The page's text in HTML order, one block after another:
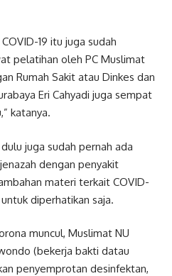
19 itu juga sudah
pelatihan oleh PC Muslimat
Rumah Sakit atau Dinkes dan
Eri Cahyadi juga sempat
katanya.
juga sudah pernah ada
dengan penyakit
materi terkait COVID-
diperhatikan saja.
muncul, Muslimat NU
(bekerja bakti datau
penyemprotan desinfektan,